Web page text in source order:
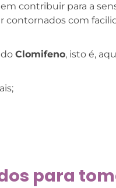
contribuir para a
contornados com
Clomifeno, isto é,
para